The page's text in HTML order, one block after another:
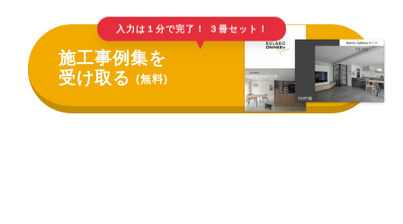
入力は１分で完了！ ３冊セット！
▲
施工事例集を
受け取る(無料)